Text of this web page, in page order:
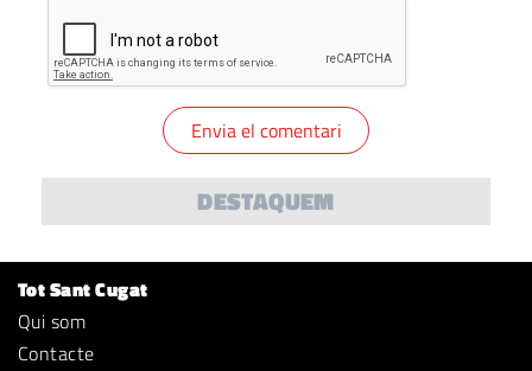
DESTAQUEM
Tot Sant Cugat
Qui som
Contacte